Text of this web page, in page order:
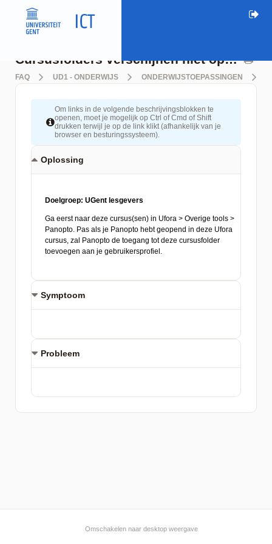
Cursusfolders verschijnen niet op Panopto cloud omgeving
FAQ UD1 - ONDERWIJS ONDERWIJSTOEPASSINGEN
Om links in de volgende beschrijvingsblokken te
openen, moet je mogelijk op Ctrl of Cmd of Shift
drukken terwijl je op de link klikt (afhankelijk van je
browser en besturingssysteem).
Oplossing
Symptoom
Probleem
Omschakelen naar desktop weergave